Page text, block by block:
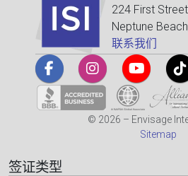
224 First Street
Neptune
联系我们
© 2026 – Envisage
Sitemap
签证类型